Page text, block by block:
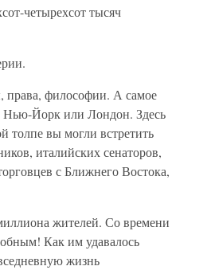
четырехсот тысяч
права, философии. А самое
Нью-Йорк или Лондон. Здесь
толпе вы могли встретить
италийских сенаторов,
с Ближнего Востока,
жителей. Со времени
Как им удавалось
жизнь